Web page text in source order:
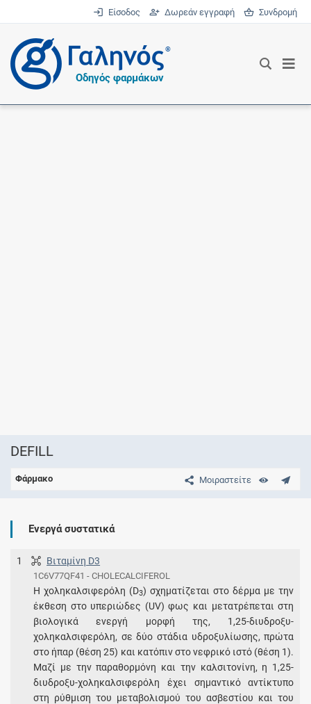
Είσοδος Δωρεάν εγγραφή Συνδρομή
®
Οδηγός φαρμάκων
DEFILL
Μοιραστείτε
Φάρμακο
Ενεργά συστατικά
1 Βιταμίνη D3
1C6V77QF41 - CHOLECALCIFEROL
Η χοληκαλσιφερόλη (D3) σχηματίζεται στο δέρμα με την
έκθεση στο υπεριώδες (UV) φως και μετατρέπεται στη
βιολογικά ενεργή μορφή της, 1,25-διυδροξυ-
χοληκαλσιφερόλη, σε δύο στάδια υδροξυλίωσης, πρώτα
στο ήπαρ (θέση 25) και κατόπιν στο νεφρικό ιστό (θέση 1).
Μαζί με την παραθορμόνη και την καλσιτονίνη, η 1,25-
διυδροξυ-χοληκαλσιφερόλη έχει σημαντικό αντίκτυπο
στη ρύθμιση του μεταβολισμού του ασβεστίου και του